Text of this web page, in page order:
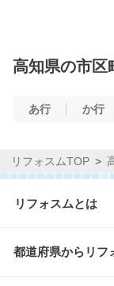
高知県の市区
あ行 か行
リフォスムTOP
リフォスムとは
都道府県からリフ